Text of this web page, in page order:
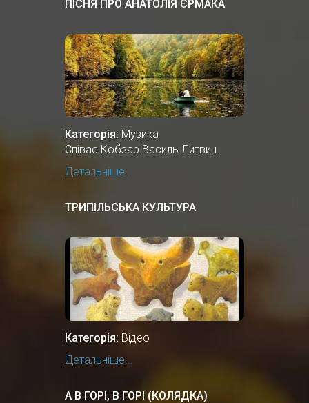
ПІСНЯ ПРО АНАТОЛІЯ ЄРМАКА
Категорія: Музика
Співає Кобзар Василь Литвин.
Детальніше...
ТРИПІЛЬСЬКА КУЛЬТУРА
Категорія: Відео
Детальніше...
А В ГОРІ, В ГОРІ (КОЛЯДКА)